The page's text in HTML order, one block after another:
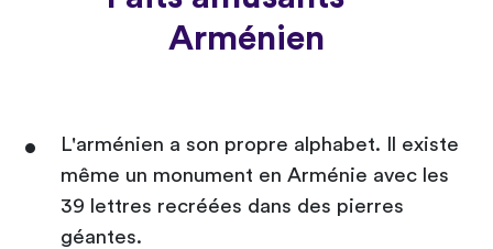
Arménien
L'arménien a son propre alphabet. Il existe
même un monument en Arménie avec les
39 lettres recréées dans des pierres
géantes.